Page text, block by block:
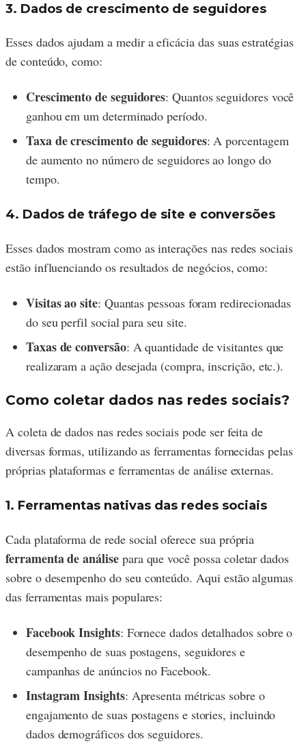
3. Dados de crescimento de seguidores
Esses dados ajudam a medir a eficácia das suas estratégias
de conteúdo, como:
Crescimento de seguidores: Quantos seguidores você
ganhou em um determinado período.
Taxa de crescimento de seguidores: A porcentagem
de aumento no número de seguidores ao longo do
tempo.
4. Dados de tráfego de site e conversões
Esses dados mostram como as interações nas redes sociais
estão influenciando os resultados de negócios, como:
Visitas ao site: Quantas pessoas foram redirecionadas
do seu perfil social para seu site.
Taxas de conversão: A quantidade de visitantes que
realizaram a ação desejada (compra, inscrição, etc.).
Como coletar dados nas redes sociais?
A coleta de dados nas redes sociais pode ser feita de
diversas formas, utilizando as ferramentas fornecidas pelas
próprias plataformas e ferramentas de análise externas.
1. Ferramentas nativas das redes sociais
Cada plataforma de rede social oferece sua própria
ferramenta de análisepara que você possa coletar dados
sobre o desempenho do seu conteúdo. Aqui estão algumas
das ferramentas mais populares:
Facebook Insights: Fornece dados detalhados sobre o
desempenho de suas postagens, seguidores e
campanhas de anúncios no Facebook.
Instagram Insights: Apresenta métricas sobre o
engajamento de suas postagens e stories, incluindo
dados demográficos dos seguidores.